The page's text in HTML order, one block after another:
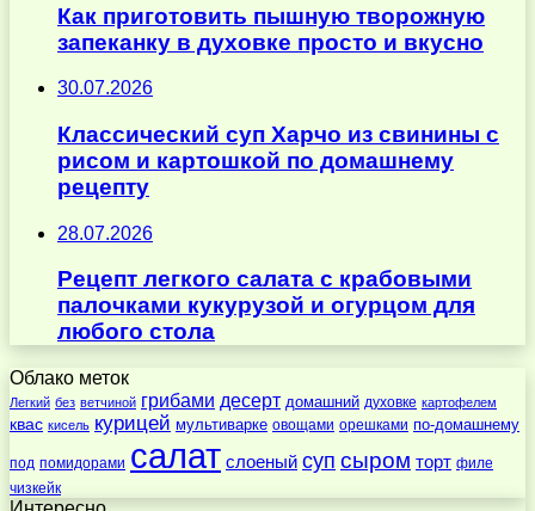
Как приготовить пышную творожную
запеканку в духовке просто и вкусно
30.07.2026
Классический суп Харчо из свинины с
рисом и картошкой по домашнему
рецепту
28.07.2026
Рецепт легкого салата с крабовыми
палочками кукурузой и огурцом для
любого стола
Облако меток
Легкий без ветчиной грибами десерт домашний духовке картофелем
квас кисель курицей мультиварке овощами орешками по-домашнему
под помидорами салат слоеный суп сыром торт филе
чизкейк